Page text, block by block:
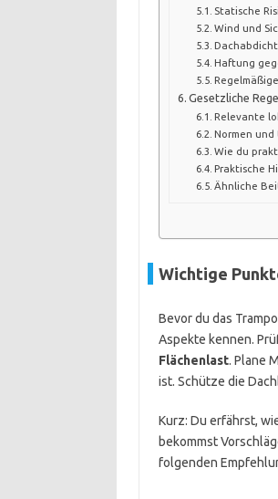
Statische
Wind und
Haftung
Gesetzliche
Relevante
Normen und
Wie du
Praktische
Ähnliche
Wichtige
Bevor du das
Aspekte kennen.
Flächenlast. Plane
ist. Schütze die
Kurz: Du erfährst,
bekommst
folgenden